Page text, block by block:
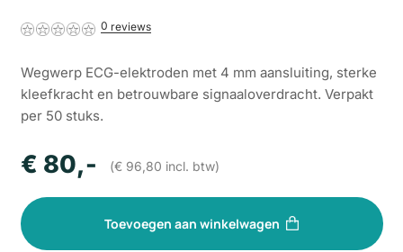
0
Wegwerp ECG-elektroden met 4 mm aansluiting, sterke
kleefkracht en betrouwbare signaaloverdracht. Verpakt
per 50 stuks.
€ 80,- (€96,80 incl. btw)
Toevoegen aan winkelwagen